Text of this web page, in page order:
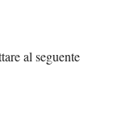
al seguente